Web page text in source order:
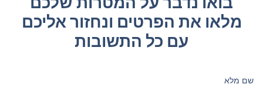
מלאו את הפרטים ונחזור אליכם
עם כל התשובות
שם מלא